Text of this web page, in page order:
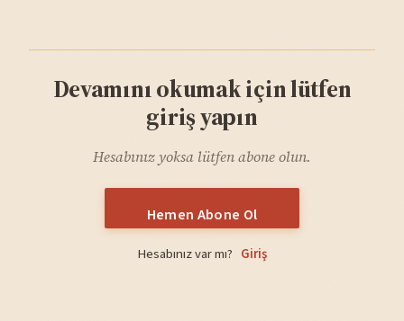
Devamını okumak için lütfen
giriş yapın
Hesabınız yoksa lütfen abone olun.
Hemen Abone Ol
Hesabınız var mı? Giriş